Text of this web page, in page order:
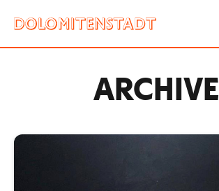
ARCHIVE